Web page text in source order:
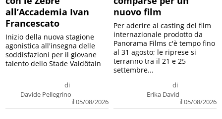
all’Accademia Ivan
Francescato
di
Davide Pellegrino
il 05/08/2026
Inizio della nuova stagione
agonistica all'insegna delle
soddisfazioni per il giovane
talento dello Stade Valdôtain
nuovo film
di
Erika David
il 05/08/2026
Per aderire al casting del film
internazionale prodotto da
Panorama Films c'è tempo fino
al 31 agosto; le riprese si
terranno tra il 21 e 25
settembre...